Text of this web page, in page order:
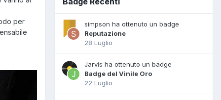
per
simpson ha ottenuto un badge
Reputazione
28 Luglio
Jarvis ha ottenuto un badge
Badge del Vinile Oro
22 Luglio